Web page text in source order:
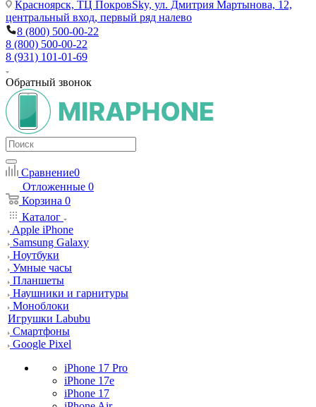
Красноярск, ТЦ ПокровSky, ул. Дмитрия Мартынова, 12,
центральный вход, первый ряд налево
8 (800) 500-00-22
8 (800) 500-00-22
8 (931) 101-01-69
Обратный звонок
Сравнение0
Отложенные 0
Корзина 0
Каталог
Apple iPhone
Samsung Galaxy
Ноутбуки
Умные часы
Планшеты
Наушники и гарнитуры
Моноблоки
Игрушки Labubu
Смартфоны
Google Pixel
iPhone 17 Pro
iPhone 17e
iPhone 17